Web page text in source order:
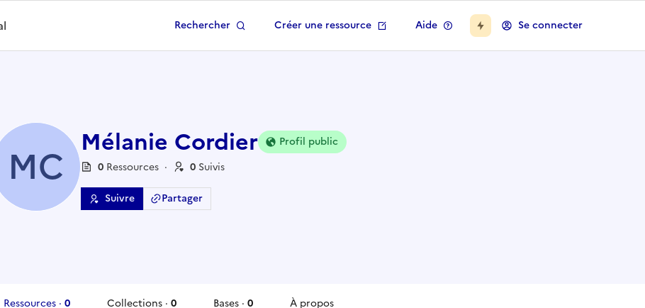
à la page d'accueil
Rechercher Créer une ressource Aide Se connecter
MC Mélanie Cordier
Profil public
0 Ressources · 0 Suivis
Suivre Partager
Ressources · 0
Collections · 0
Bases · 0
À propos